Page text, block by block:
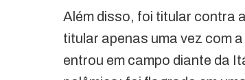
Além disso, foi titular contra
titular apenas uma vez com
entrou em campo diante da